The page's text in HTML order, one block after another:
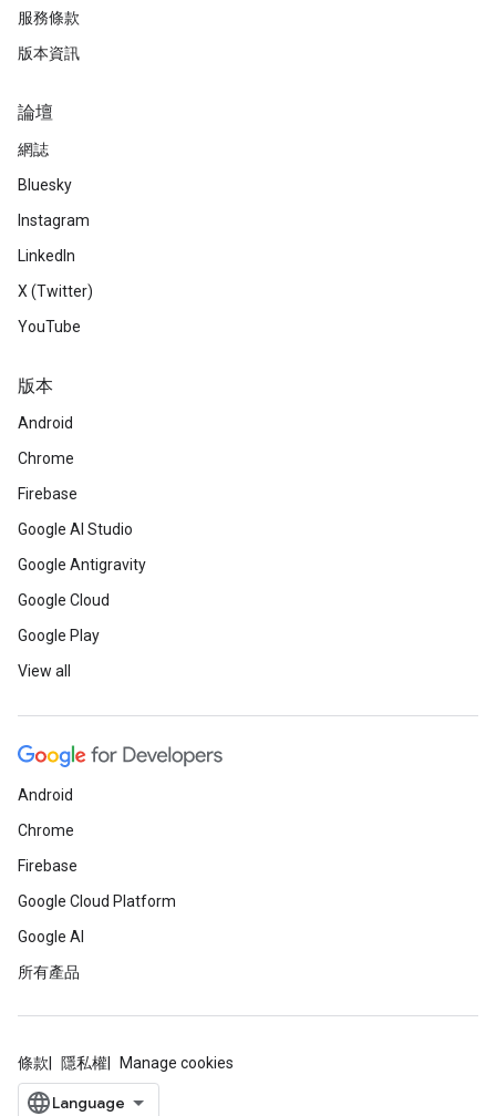
服務條款
版本資訊
論壇
網誌
Bluesky
Instagram
LinkedIn
X (Twitter)
YouTube
版本
Android
Chrome
Firebase
Google AI Studio
Google Antigravity
Google Cloud
Google Play
View all
Android
Chrome
Firebase
Google Cloud Platform
Google AI
所有產品
條款 隱私權 Manage cookies